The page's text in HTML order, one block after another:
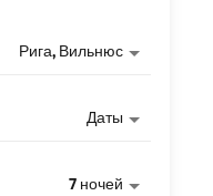
Рига, Вильнюс
Даты
7 ночей